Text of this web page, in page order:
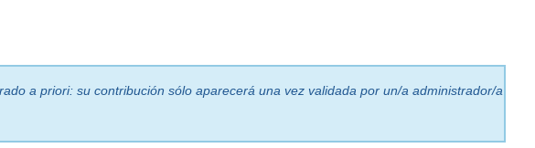
a priori: su contribución sólo aparecerá una vez validada por un/a administrador/a